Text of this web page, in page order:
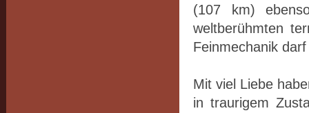
(107 km)
weltberühmten
Feinmechanik
Mit viel Liebe
in traurigem